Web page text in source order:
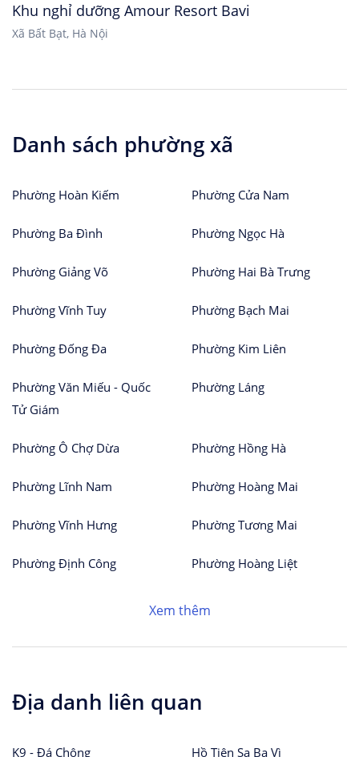
Khu nghỉ dưỡng Amour Resort Bavi
Xã Bất Bạt, Hà Nội
Danh sách phường xã
Phường Hoàn Kiếm Phường Cửa Nam
Phường Ba Đình Phường Ngọc Hà
Phường Giảng Võ Phường Hai Bà Trưng
Phường Vĩnh Tuy Phường Bạch Mai
Phường Đống Đa Phường Kim Liên
Phường Văn Miếu - Quốc
Tử Giám
Phường Láng
Phường Ô Chợ Dừa Phường Hồng Hà
Phường Lĩnh Nam Phường Hoàng Mai
Phường Vĩnh Hưng Phường Tương Mai
Phường Định Công Phường Hoàng Liệt
Xem thêm
Địa danh liên quan
K9 - Đá Chông Hồ Tiên Sa Ba Vì